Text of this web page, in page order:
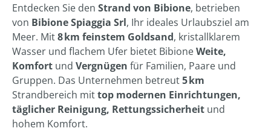
Entdecken Sie den Strand von Bibione, betrieben
von Bibione Spiaggia Srl, Ihr ideales Urlaubsziel am
Meer. Mit8 km feinstem Goldsand, kristallklarem
Wasser und flachem Ufer bietet BibioneWeite,
Komfort und Vergnügen für Familien, Paare und
Gruppen. Das Unternehmen betreut5 km
Strandbereich mittop modernen Einrichtungen,
täglicher Reinigung, Rettungssicherheit und
hohem Komfort.